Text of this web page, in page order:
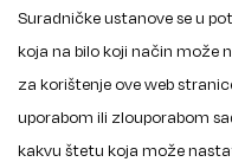
Suradničke ustanove se u
koja na bilo koji način može
za korištenje ove web
uporabom ili zlouporabom
kakvu štetu koja može